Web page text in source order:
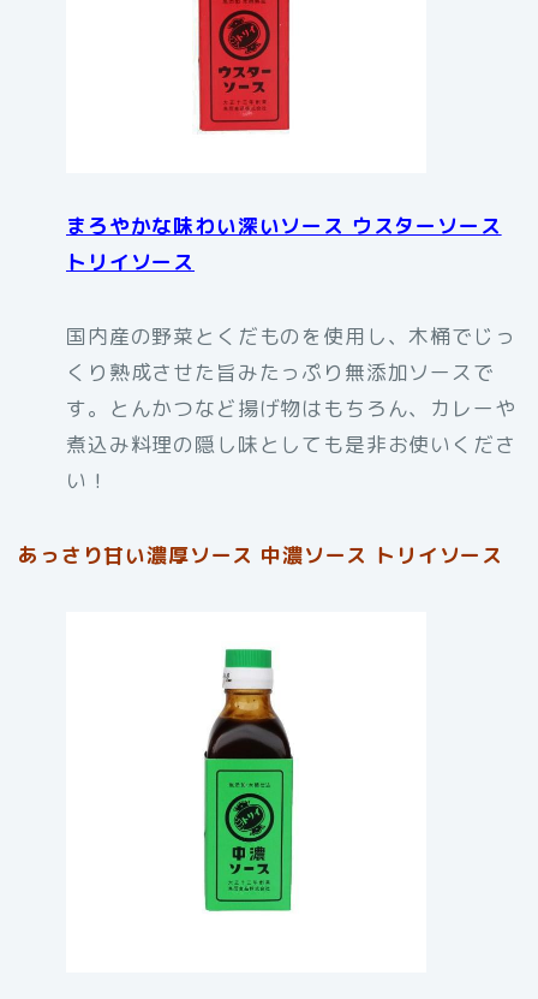
まろやかな味わい深いソース ウスターソース
トリイソース
国内産の野菜とくだものを使用し、木桶でじっ
くり熟成させた旨みたっぷり無添加ソースで
す。とんかつなど揚げ物はもちろん、カレーや
煮込み料理の隠し味としても是非お使いくださ
い！
あっさり甘い濃厚ソース 中濃ソース トリイソース